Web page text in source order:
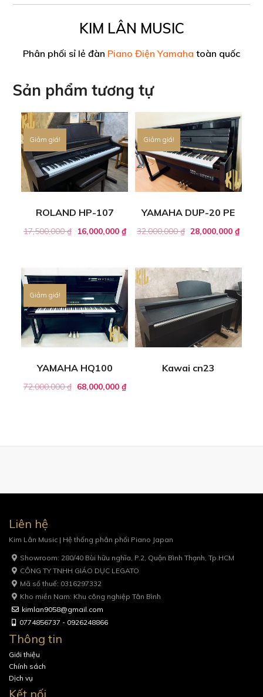
KIM LÂN MUSIC
Phân phối sỉ lẻ đàn Piano Điện Yamaha toàn quốc
Sản phẩm tương tự
Giảm giá!
ROLAND HP-107
17,500,000₫ 16,000,000 ₫
Giảm giá!
YAMAHA DUP-20 PE
32,000,000₫ 28,000,000₫
Giảm giá!
YAMAHA HQ100
72,000,000₫ 68,000,000 ₫
Kawai cn23
Liên hệ
Kim Lân Music | Hệ thống phân phối Piano Japan
Showroom: 280/40 Bùi hữu nghĩa, P.2, Quận Bình Thạnh, Tp.HCM
CÔNG TY TNHH GIÁO DỤC LEGATO
Mã số thuế: 0316297332
Kho miền Nam: Khu công nghiệp Tân Bình
kimlan9058@gmail.com
0774856737 - 0926248866
Thông tin
Giới thiệu
Chính sách
Dịch vụ
Kết nối